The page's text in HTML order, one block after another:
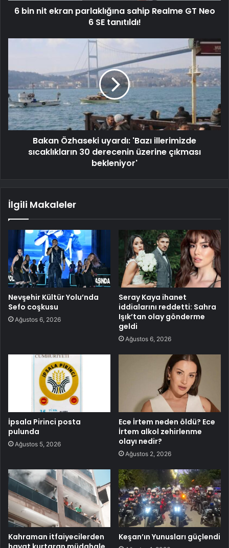
6 bin nit ekran parlaklığına sahip Realme GT Neo
6 SE tanıtıldı!
Bakan Özhaseki uyardı: 'Bazı illerimizde
sıcaklıkların 30 derecenin üzerine çıkması
bekleniyor'
İlgili Makaleler
Nevşehir Kültür Yolu’nda
Sefo coşkusu
Ağustos 6, 2026
Seray Kaya ihanet
iddialarını reddetti: Sahra
Işık’tan olay gönderme
geldi
Ağustos 6, 2026
İpsala Pirinci posta
pulunda
Ağustos 5, 2026
Ece İrtem neden öldü? Ece
İrtem alkol zehirlenme
olayı nedir?
Ağustos 2, 2026
Kahraman itfaiyecilerden
Keşan’ın Yunusları güçlendi